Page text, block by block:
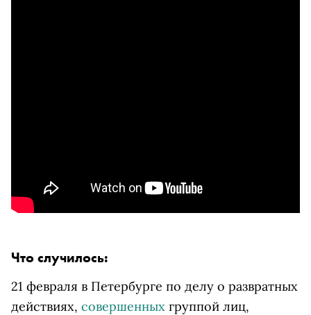
Что случилось:
21 февраля в Петербурге по делу о развратных
действиях, совершенных группой лиц,